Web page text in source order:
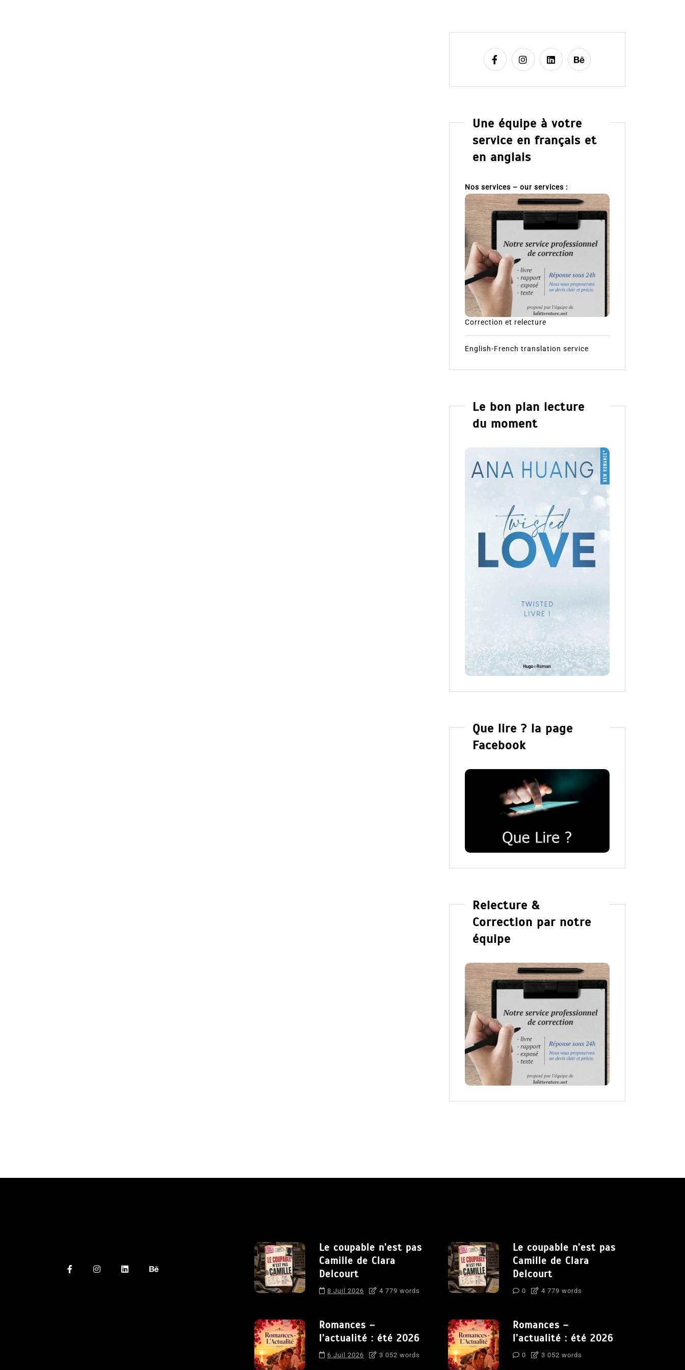
Une équipe à votre
service en français et
en anglais
Nos services – our services :
Correction et relecture
English-French translation service
Le bon plan lecture
du moment
Que lire ? la page
Facebook
Relecture &
Correction par notre
équipe
Le coupable n’est pas
Camille de Clara
Delcourt
8 Juil 2026 4 779 words
Romances –
l’actualité : été 2026
6 Juil 2026 3 052 words
Le coupable n’est pas
Camille de Clara
Delcourt
0 4 779 words
Romances –
l’actualité : été 2026
0 3 052 words